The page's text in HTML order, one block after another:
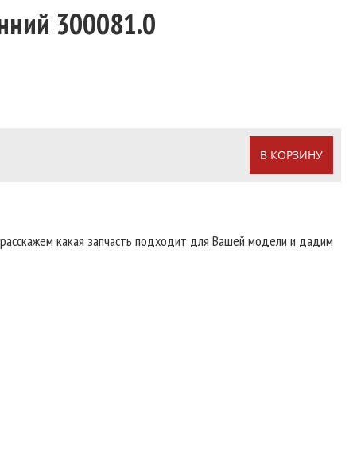
300081.0
В КОРЗИНУ
какая запчасть подходит для Вашей модели и дадим